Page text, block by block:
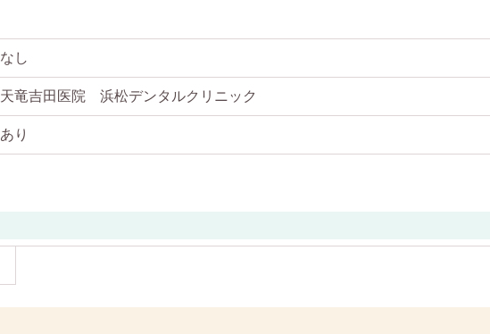
なし
天竜吉田医院 浜松デンタルクリニック
あり